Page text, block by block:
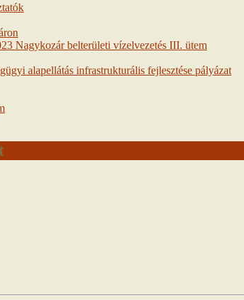
Nagykozár belterületi vízelvezetés III. ütem
alapellátás infrastrukturális fejlesztése pályázat